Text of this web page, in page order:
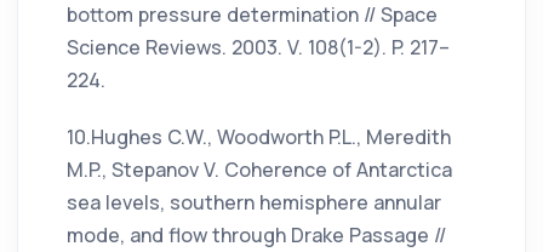
bottom pressure determination // Space
Science Reviews. 2003. V. 108(1-2). P. 217–
224.
10.Hughes C.W., Woodworth P.L., Meredith
M.P., Stepanov V. Coherence of Antarctica
sea levels, southern hemisphere annular
mode, and flow through Drake Passage //